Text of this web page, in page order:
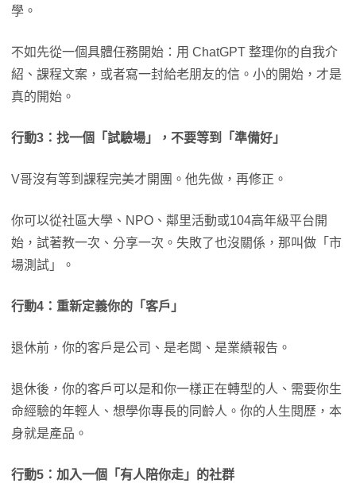
學。
不如先從一個具體任務開始：用 ChatGPT 整理你的自我介
紹、課程文案，或者寫一封給老朋友的信。小的開始，才是
真的開始。
行動3：找一個「試驗場」，不要等到「準備好」
V哥沒有等到課程完美才開團。他先做，再修正。
你可以從社區大學、NPO、鄰里活動或104高年級平台開
始，試著教一次、分享一次。失敗了也沒關係，那叫做「市
場測試」。
行動4：重新定義你的「客戶」
退休前，你的客戶是公司、是老闆、是業績報告。
退休後，你的客戶可以是和你一樣正在轉型的人、需要你生
命經驗的年輕人、想學你專長的同齡人。你的人生閱歷，本
身就是產品。
行動5：加入一個「有人陪你走」的社群